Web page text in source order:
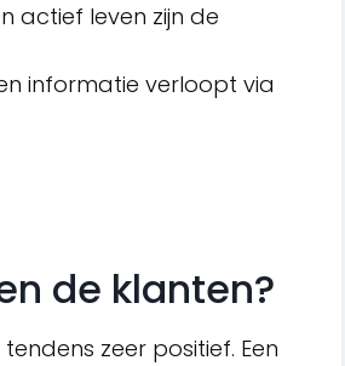
actief leven zijn de
informatie verloopt via
de klanten?
zeer positief. Een